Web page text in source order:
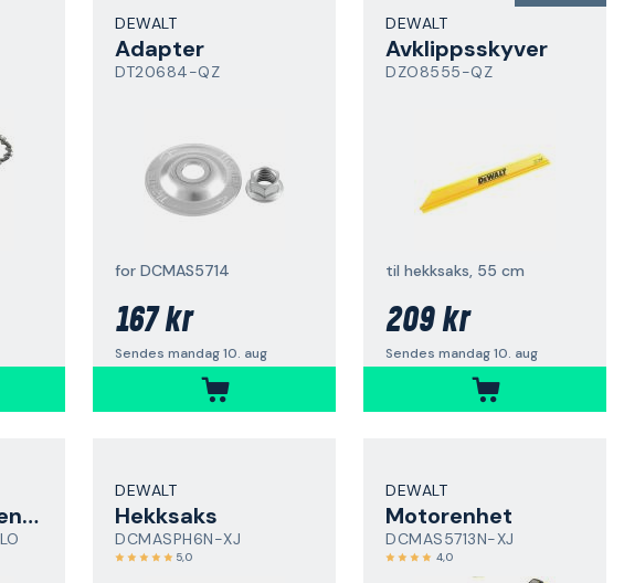
DEWALT
Adapter
DT20684-QZ
for DCMAS5714
167 kr
Sendes mandag 10. aug
DEWALT
Avklippsskyver
DZO8555-QZ
til hekksaks, 55 cm
209 kr
Sendes mandag 10. aug
Gresstrimmerenhet
DEWALT
Hekksaks
DCMASPH6N-XJ
5,0
DEWALT
Motorenhet
DCMAS5713N-XJ
4,0